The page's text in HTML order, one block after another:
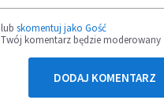
lub skomentuj jako Gość
Twój komentarz będzie moderowany
DODAJ KOMENTARZ